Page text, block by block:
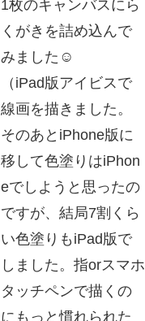
1枚のキャンバスにら
くがきを詰め込んで
みました☺️
（iPad版アイビスで
線画を描きました。
そのあとiPhone版に
移して色塗りはiPhon
eでしようと思ったの
ですが、結局7割くら
い色塗りもiPad版で
しました。指orスマホ
タッチペンで描くの
にもっと慣れられた